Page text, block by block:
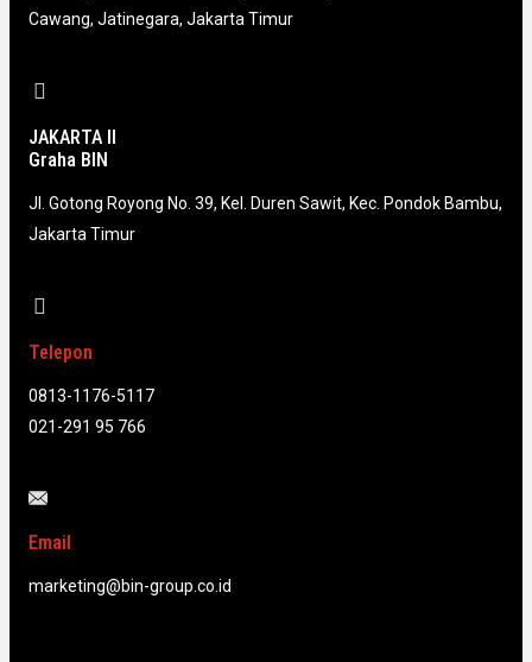
Cawang, Jatinegara, Jakarta Timur
JAKARTA II
Graha BIN
Jl. Gotong Royong No. 39, Kel. Duren Sawit, Kec. Pondok Bambu,
Jakarta Timur
Telepon
0813-1176-5117
021-291 95 766
Email
marketing@bin-group.co.id